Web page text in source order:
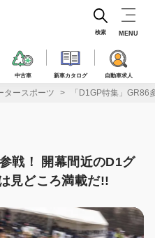
中古車 新車カタログ 自動車求人
検索 MENU
タースポーツ 「D1GP特集」
戦！ 開幕間近のD1グ
見どころ満載だ!!